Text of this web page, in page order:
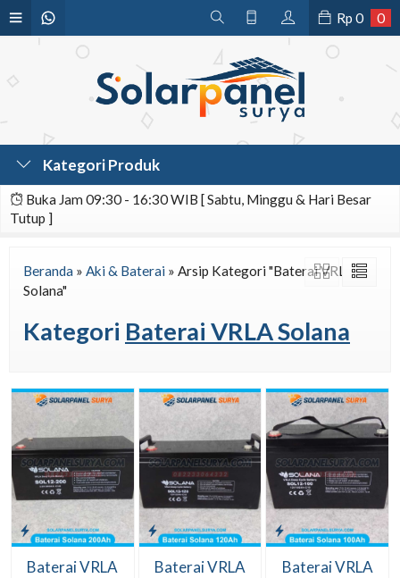
Rp 0 0
Kategori Produk
Buka Jam 09:30 - 16:30 WIB [ Sabtu, Minggu & Hari Besar
Tutup ]
Beranda » Aki & Baterai » Arsip Kategori "Baterai VRLA
Solana"
Kategori Baterai VRLA Solana
Baterai VRLA
Baterai VRLA
Baterai VRLA